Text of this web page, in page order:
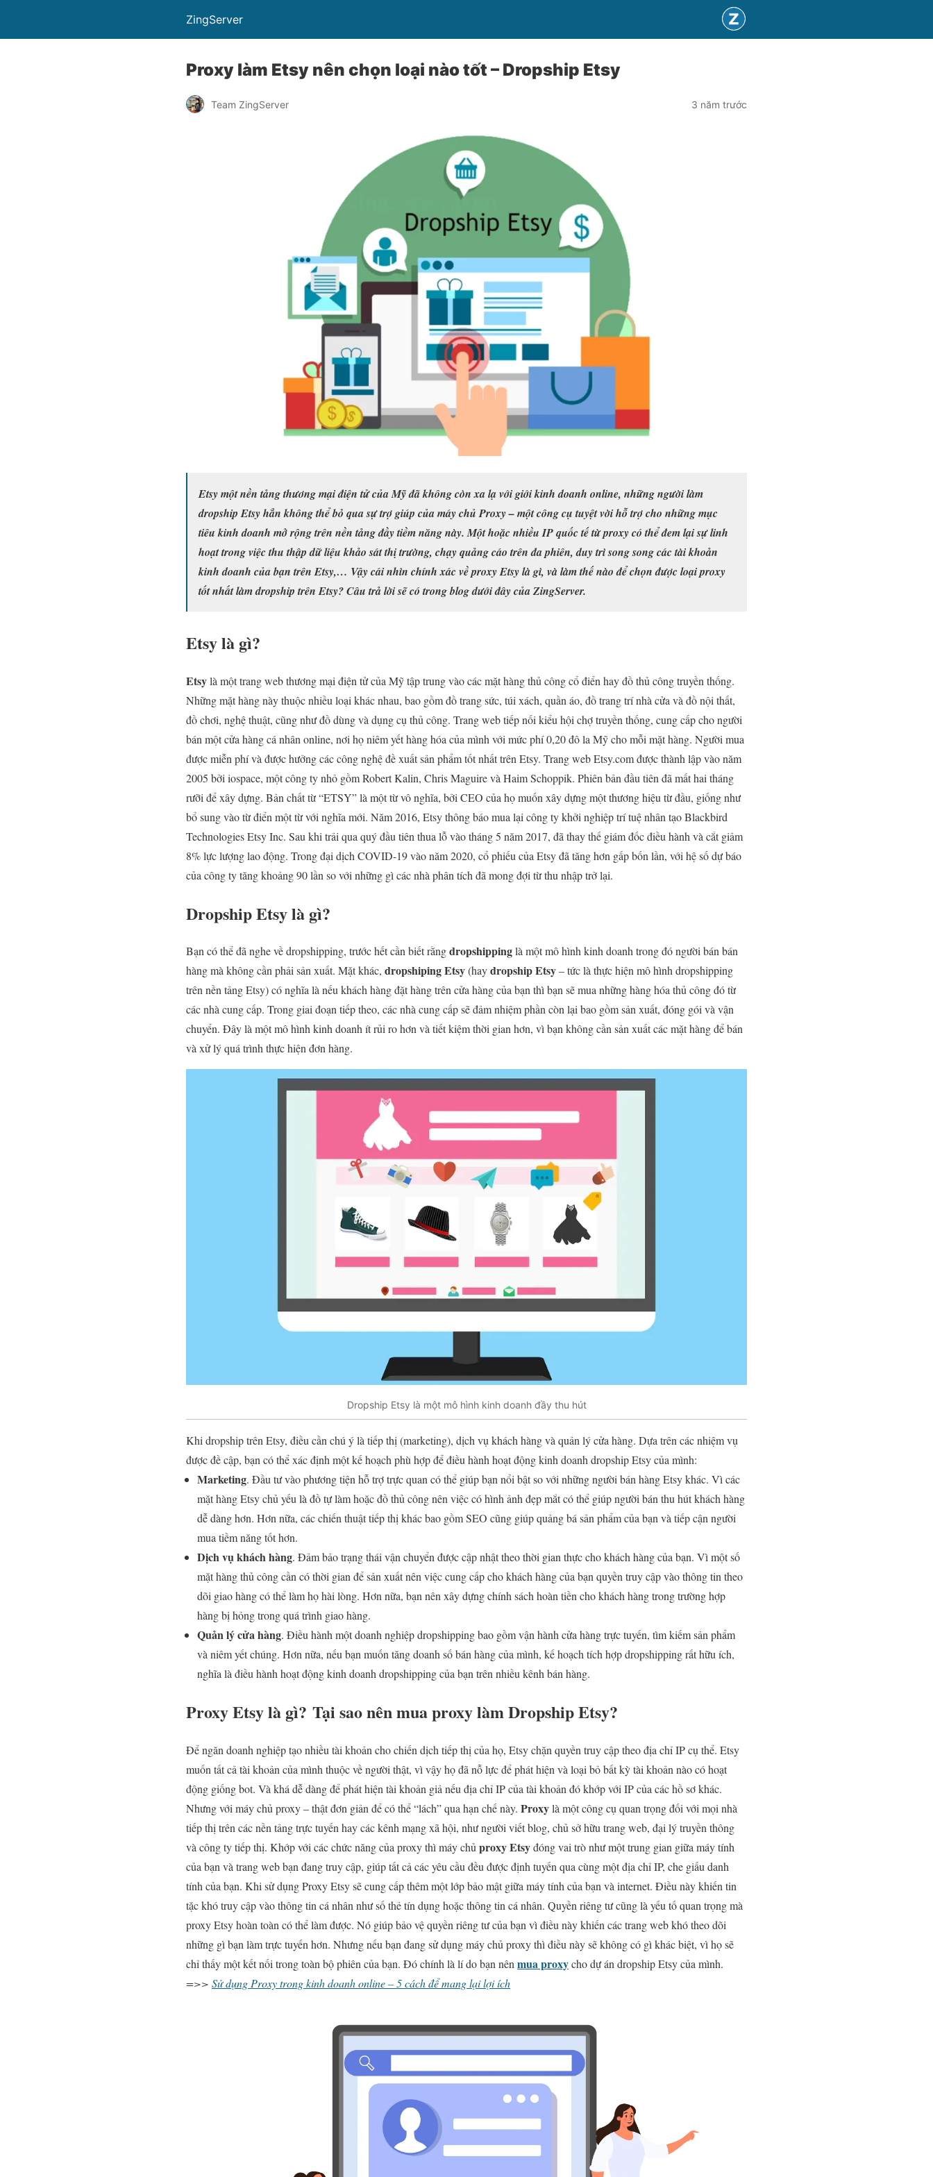
ZingServer
Proxy làm Etsy nên chọn loại nào tốt – Dropship Etsy
Team ZingServer 3 năm trước
Etsy một nền tảng thương mại điện tử của Mỹ đã không còn xa lạ với giới kinh doanh online, những người làm
dropship Etsy hẳn không thể bỏ qua sự trợ giúp của máy chủ Proxy – một công cụ tuyệt vời hỗ trợ cho những mục
tiêu kinh doanh mở rộng trên nền tảng đầy tiềm năng này. Một hoặc nhiều IP quốc tế từ proxy có thể đem lại sự linh
hoạt trong việc thu thập dữ liệu khảo sát thị trường, chạy quảng cáo trên đa phiên, duy trì song song các tài khoản
kinh doanh của bạn trên Etsy,… Vậy cái nhìn chính xác về proxy Etsy là gì, và làm thế nào để chọn được loại proxy
tốt nhất làm dropship trên Etsy? Câu trả lời sẽ có trong blog dưới đây của ZingServer.
Etsy là gì?
Etsylà một trang web thương mại điện tử của Mỹ tập trung vào các mặt hàng thủ công cổ điển hay đồ thủ công truyền thống.
Những mặt hàng này thuộc nhiều loại khác nhau, bao gồm đồ trang sức, túi xách, quần áo, đồ trang trí nhà cửa và đồ nội thất,
đồ chơi, nghệ thuật, cũng như đồ dùng và dụng cụ thủ công. Trang web tiếp nối kiểu hội chợ truyền thống, cung cấp cho người
bán một cửa hàng cá nhân online, nơi họ niêm yết hàng hóa của mình với mức phí 0,20 đô la Mỹ cho mỗi mặt hàng. Người mua
được miễn phí và được hưởng các công nghệ đề xuất sản phẩm tốt nhất trên Etsy. Trang web Etsy.com được thành lập vào năm
2005 bởi iospace, một công ty nhỏ gồm Robert Kalin, Chris Maguire và Haim Schoppik. Phiên bản đầu tiên đã mất hai tháng
rưỡi để xây dựng. Bản chất từ “ETSY” là một từ vô nghĩa, bởi CEO của họ muốn xây dựng một thương hiệu từ đầu, giống như
bổ sung vào từ điển một từ với nghĩa mới. Năm 2016, Etsy thông báo mua lại công ty khởi nghiệp trí tuệ nhân tạo Blackbird
Technologies Etsy Inc. Sau khi trải qua quý đầu tiên thua lỗ vào tháng 5 năm 2017, đã thay thế giám đốc điều hành và cắt giảm
8% lực lượng lao động. Trong đại dịch COVID-19 vào năm 2020, cổ phiếu của Etsy đã tăng hơn gấp bốn lần, với hệ số dự báo
của công ty tăng khoảng 90 lần so với những gì các nhà phân tích đã mong đợi từ thu nhập trở lại.
Dropship Etsy là gì?
Bạn có thể đã nghe về dropshipping, trước hết cần biết rằngdropshippinglà một mô hình kinh doanh trong đó người bán bán
hàng mà không cần phải sản xuất. Mặt khác, dropshiping Etsy(haydropship Etsy– tức là thực hiện mô hình dropshipping
trên nền tảng Etsy) có nghĩa là nếu khách hàng đặt hàng trên cửa hàng của bạn thì bạn sẽ mua những hàng hóa thủ công đó từ
các nhà cung cấp. Trong giai đoạn tiếp theo, các nhà cung cấp sẽ đảm nhiệm phần còn lại bao gồm sản xuất, đóng gói và vận
chuyển. Đây là một mô hình kinh doanh ít rủi ro hơn và tiết kiệm thời gian hơn, vì bạn không cần sản xuất các mặt hàng để bán
và xử lý quá trình thực hiện đơn hàng.
Dropship Etsy là một mô hình kinh doanh đầy thu hút
Khi dropship trên Etsy, điều cần chú ý là tiếp thị (marketing), dịch vụ khách hàng và quản lý cửa hàng. Dựa trên các nhiệm vụ
được đề cập, bạn có thể xác định một kế hoạch phù hợp để điều hành hoạt động kinh doanh dropship Etsy của mình:
Marketing. Đầu tư vào phương tiện hỗ trợ trực quan có thể giúp bạn nổi bật so với những người bán hàng Etsy khác. Vì các
mặt hàng Etsy chủ yếu là đồ tự làm hoặc đồ thủ công nên việc có hình ảnh đẹp mắt có thể giúp người bán thu hút khách hàng
dễ dàng hơn. Hơn nữa, các chiến thuật tiếp thị khác bao gồm SEO cũng giúp quảng bá sản phẩm của bạn và tiếp cận người
mua tiềm năng tốt hơn.
Dịch vụ khách hàng. Đảm bảo trạng thái vận chuyển được cập nhật theo thời gian thực cho khách hàng của bạn. Vì một số
mặt hàng thủ công cần có thời gian để sản xuất nên việc cung cấp cho khách hàng của bạn quyền truy cập vào thông tin theo
dõi giao hàng có thể làm họ hài lòng. Hơn nữa, bạn nên xây dựng chính sách hoàn tiền cho khách hàng trong trường hợp
hàng bị hỏng trong quá trình giao hàng.
Quản lý cửa hàng. Điều hành một doanh nghiệp dropshipping bao gồm vận hành cửa hàng trực tuyến, tìm kiếm sản phẩm
và niêm yết chúng. Hơn nữa, nếu bạn muốn tăng doanh số bán hàng của mình, kế hoạch tích hợp dropshipping rất hữu ích,
nghĩa là điều hành hoạt động kinh doanh dropshipping của bạn trên nhiều kênh bán hàng.
Proxy Etsy là gì? Tại sao nên mua proxy làm Dropship Etsy?
Để ngăn doanh nghiệp tạo nhiều tài khoản cho chiến dịch tiếp thị của họ, Etsy chặn quyền truy cập theo địa chỉ IP cụ thể. Etsy
muốn tất cả tài khoản của mình thuộc về người thật, vì vậy họ đã nỗ lực để phát hiện và loại bỏ bất kỳ tài khoản nào có hoạt
động giống bot. Và khá dễ dàng để phát hiện tài khoản giả nếu địa chỉ IP của tài khoản đó khớp với IP của các hồ sơ khác.
Nhưng với máy chủ proxy – thật đơn giản để có thể “lách” qua hạn chế này. Proxylà một công cụ quan trọng đối với mọi nhà
tiếp thị trên các nền tảng trực tuyến hay các kênh mạng xã hội, như người viết blog, chủ sở hữu trang web, đại lý truyền thông
và công ty tiếp thị. Khớp với các chức năng của proxy thì máy chủ proxy Etsyđóng vai trò như một trung gian giữa máy tính
của bạn và trang web bạn đang truy cập, giúp tất cả các yêu cầu đều được định tuyến qua cùng một địa chỉ IP, che giấu danh
tính của bạn. Khi sử dụng Proxy Etsy sẽ cung cấp thêm một lớp bảo mật giữa máy tính của bạn và internet. Điều này khiến tin
tặc khó truy cập vào thông tin cá nhân như số thẻ tín dụng hoặc thông tin cá nhân. Quyền riêng tư cũng là yếu tố quan trọng mà
proxy Etsy hoàn toàn có thể làm được. Nó giúp bảo vệ quyền riêng tư của bạn vì điều này khiến các trang web khó theo dõi
những gì bạn làm trực tuyến hơn. Nhưng nếu bạn đang sử dụng máy chủ proxy thì điều này sẽ không có gì khác biệt, vì họ sẽ
chỉ thấy một kết nối trong toàn bộ phiên của bạn. Đó chính là lí do bạn nên mua proxycho dự án dropship Etsy của mình.
=>> Sử dụng Proxy trong kinh doanh online – 5 cách để mang lại lợi ích